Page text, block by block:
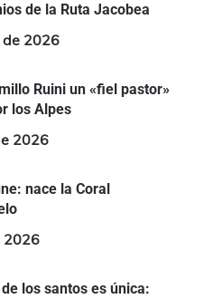
de la Ruta Jacobea
2026
Ruini un «fiel pastor»
los Alpes
2026
nace la Coral
2026
los santos es única: